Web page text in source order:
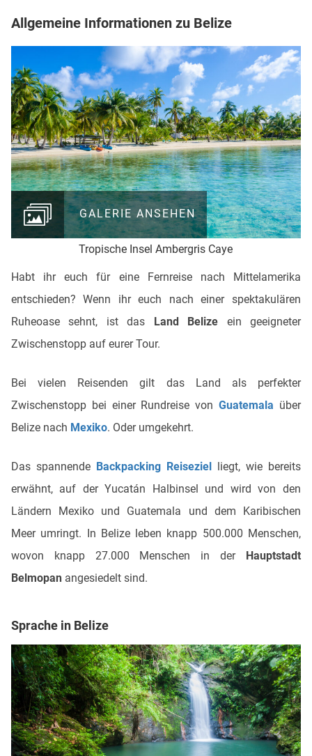
Allgemeine Informationen zu Belize
Tropische Insel Ambergris Caye
GALERIE ANSEHEN
Habt ihr euch für eine Fernreise nach Mittelamerika
entschieden? Wenn ihr euch nach einer spektakulären
Ruheoase sehnt, ist das Land Belize ein geeigneter
Zwischenstopp auf eurer Tour.
Bei vielen Reisenden gilt das Land als perfekter
Zwischenstopp bei einer Rundreise vonGuatemala über
Belize nach Mexiko. Oder umgekehrt.
Das spannende Backpacking Reisezielliegt, wie bereits
erwähnt, auf der Yucatán Halbinsel und wird von den
Ländern Mexiko und Guatemala und dem Karibischen
Meer umringt. In Belize leben knapp 500.000 Menschen,
wovon knapp 27.000 Menschen in der Hauptstadt
Belmopan angesiedelt sind.
Sprache in Belize